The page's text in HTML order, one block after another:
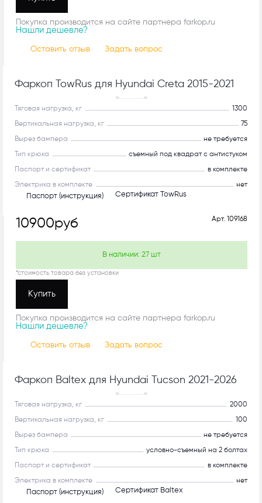
Покупка производится на сайте партнера farkop.ru
Нашли дешевле?
Оставить отзыв Задать вопрос
Фаркоп TowRus для Hyundai Creta 2015-2021
С системой антистук!
Тяговая нагрузка, кг 1300
Вертикальная нагрузка, кг 75
Вырез бампера не требуется
Тип крюка съемный под квадрат с антистуком
Паспорт и сертификат в комплекте
Электрика в комплекте нет
Паспорт (инструкция) Сертификат TowRus
Арт. 109168
10900руб
В наличии: 27 шт
*стоимость товара без установки
Купить
Покупка производится на сайте партнера farkop.ru
Нашли дешевле?
Оставить отзыв Задать вопрос
Фаркоп Baltex для Hyundai Tucson 2021-2026
Рекомендуем
Тяговая нагрузка, кг 2000
Вертикальная нагрузка, кг 100
Вырез бампера не требуется
Тип крюка условно-съемный на 2 болтах
Паспорт и сертификат в комплекте
Электрика в комплекте нет
Паспорт (инструкция) Сертификат Baltex